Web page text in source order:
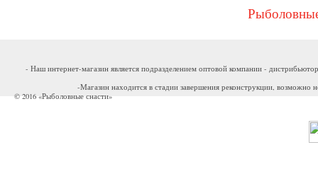
- Наш интернет-магазин является подразделением оптовой компании -
-Магазин находится в стадии завершения реконструкции, возможно
© 2016 «Рыболовные снасти»